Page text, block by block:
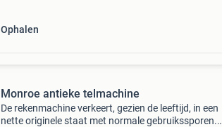
Ophalen
Monroe antieke telmachine
De rekenmachine verkeert, gezien de leeftijd, in een
nette originele staat met normale gebruikssporen.